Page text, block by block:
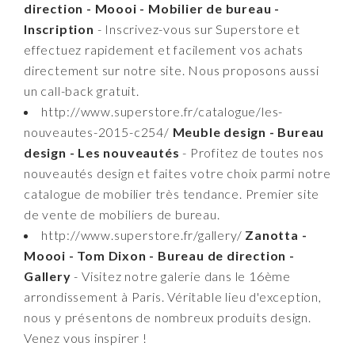
direction - Moooi - Mobilier de bureau -
Inscription - Inscrivez-vous sur Superstore et
effectuez rapidement et facilement vos achats
directement sur notre site. Nous proposons aussi
un call-back gratuit.
http://www.superstore.fr/catalogue/les-
nouveautes-2015-c254/ Meuble design - Bureau
design - Les nouveautés - Profitez de toutes nos
nouveautés design et faites votre choix parmi notre
catalogue de mobilier très tendance. Premier site
de vente de mobiliers de bureau.
http://www.superstore.fr/gallery/ Zanotta -
Moooi - Tom Dixon - Bureau de direction -
Gallery - Visitez notre galerie dans le 16ème
arrondissement à Paris. Véritable lieu d'exception,
nous y présentons de nombreux produits design.
Venez vous inspirer !